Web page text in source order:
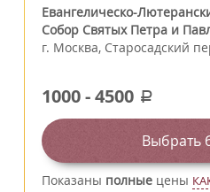
Евангелическо-
Собор Святых Петра и
г. Москва, Старосадский
1000-4500 a
Выбрать
Показаны полные цены